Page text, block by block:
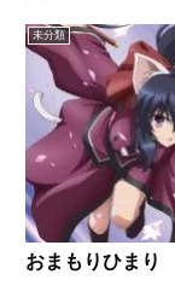
未分類
おまもりひまり